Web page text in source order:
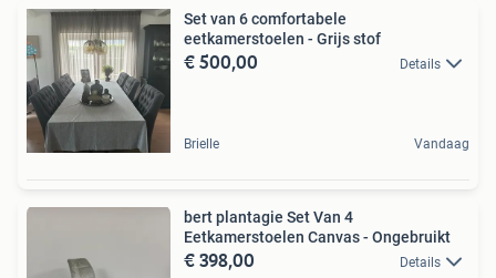
Set van 6 comfortabele
eetkamerstoelen - Grijs stof
€ 500,00 Details
Brielle Vandaag
bert plantagie Set Van 4
Eetkamerstoelen Canvas - Ongebruikt
€ 398,00 Details